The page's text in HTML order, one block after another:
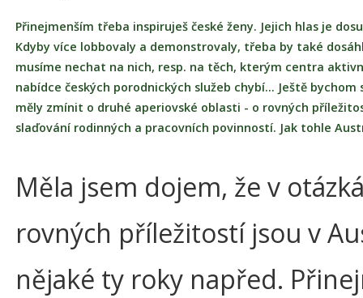
Přinejmenším třeba inspiruješ české ženy. Jejich hlas je
Kdyby více lobbovaly a demonstrovaly, třeba by také
musíme nechat na nich, resp. na těch, kterým centra
nabídce českých porodnických služeb chybí… Ještě bychom
měly zmínit o druhé aperiovské oblasti - o rovných
slaďování rodinných a pracovních povinností. Jak tohle
Měla jsem dojem, že v
rovných příležitostí jsou v
nějaké ty roky napřed.